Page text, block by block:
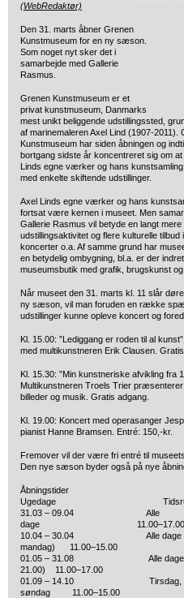
(WebRedaktør)
Den 31. marts åbner Grenen
Kunstmuseum for en ny sæson.
Som noget nyt sker det i
samarbejde med Gallerie
Rasmus.
Grenen Kunstmuseum er et
privat kunstmuseum, Danmarks
mest unikt beliggende udstillingssted,
af marinemaleren Axel Lind (1907-2011).
Kunstmuseum har siden åbningen og
bortgang sidste år koncentreret sig om at
Linds egne værker og hans
med enkelte skiftende udstillinger.
Axel Linds egne værker og hans
fortsat være kernen i museet. Men
Gallerie Rasmus vil betyde en langt mere
udstillingsaktivitet og flere kulturelle tilbud
koncerter o.a. Af samme grund har
en betydelig ombygning, bl.a. er der
museumsbutik med grafik, brugskunst og
Når museet den 31. marts kl. 11 slår
ny sæson, vil man foruden en række
udstillinger kunne opleve koncert og
Kl. 15.00: ”Lediggang er roden til al
med multikunstneren Erik Clausen. Gratis
Kl. 15.30: ”Min kunstneriske afvikling fra
Multikunstneren Troels Trier
billeder og musik. Gratis adgang.
Kl. 19.00: Koncert med operasanger
pianist Hanne Bramsen. Entré: 150,-kr.
Fremover vil der være fri entré til
Den nye sæson byder også på nye
Åbningstider
Ugedage
31.03 – 09.04 Alle
dage 11.00–17.00
10.04 – 30.04 Alle dage
mandag) 11.00–15.00
01.05 – 31.08 Alle dage
21.00) 11.00–17.00
01.09 – 14.10 Tirsdag,
søndag 11.00–15.00